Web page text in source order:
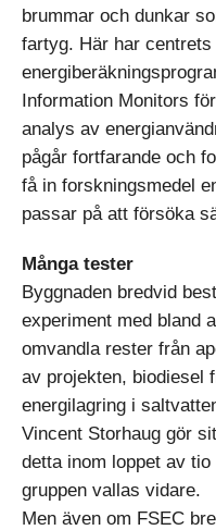
brummar och dunkar
fartyg. Här har
Information Monitors
analys av
pågår fortfarande och
få in forskningsmedel
passar på att försöka
Många tester
Byggnaden bredvid
experiment med bland
omvandla rester från
av projekten, biodiesel
energilagring i
Vincent Storhaug gör
detta inom loppet av
gruppen vallas vidare.
Men även om FSEC